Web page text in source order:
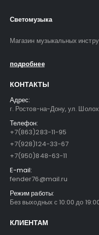
Светомузыка
Магазин музыкальных
подробнее
КОНТАКТЫ
Адрес:
г. Ростов-на-Дону, ул.
Телефон:
+7(863)283-11-95
+7(928)124-33-67
+7(950)848-63-11
E-mail:
fender76@mail.ru
Режим работы:
Без выходных с 10:00 до
КЛИЕНТАМ